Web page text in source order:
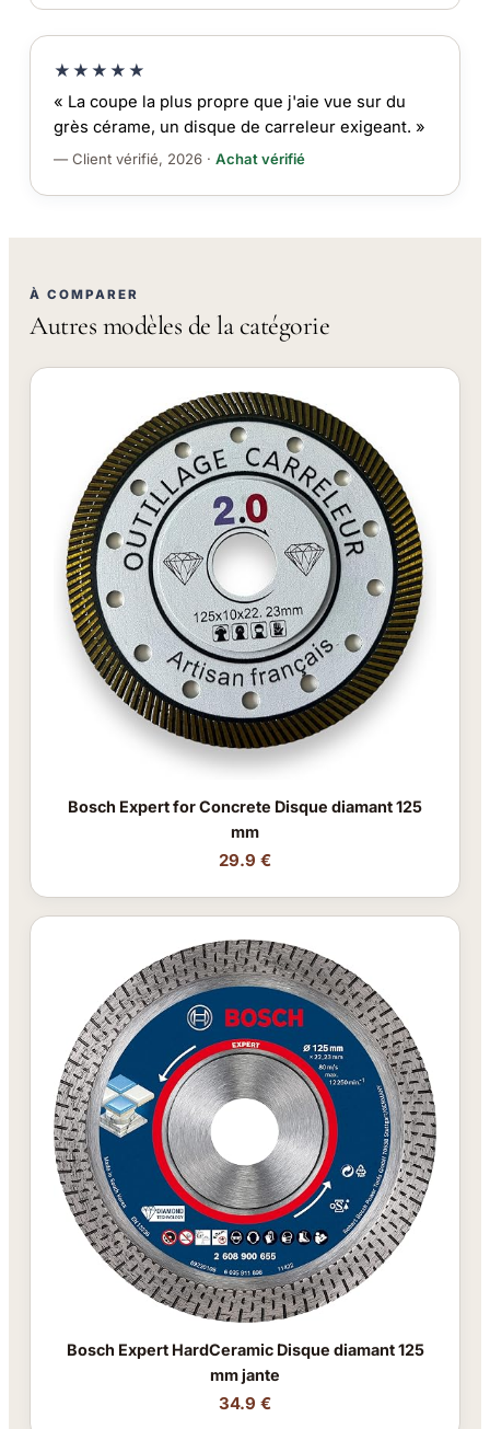
★★★★★
« La coupe la plus propre que j'aie vue sur du
grès cérame, un disque de carreleur exigeant. »
— Client vérifié, 2026 · Achat vérifié
À COMPARER
Autres modèles de la catégorie
Bosch Expert for Concrete Disque diamant 125
mm
29.9 €
Bosch Expert HardCeramic Disque diamant 125
mm jante
34.9 €